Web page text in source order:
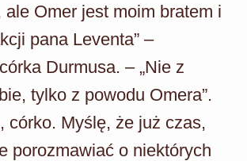
ale Omer jest moim bratem i
pana Leventa” –
Durmusa. – „Nie z
tylko z powodu Omera”.
córko. Myślę, że już czas,
porozmawiać o niektórych